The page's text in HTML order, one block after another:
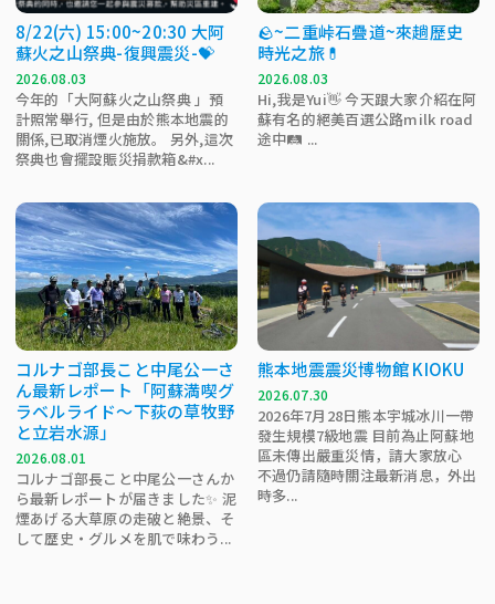
8/22(六) 15:00~20:30 大阿
蘇火之山祭典-復興震災-💝
2026.08.03
今年的「大阿蘇火之山祭典 」預
計照常舉行, 但是由於熊本地震的
關係,已取消煙火施放。 另外,這次
祭典也會擺設賑災捐款箱&#x...
🪨~二重峠石疊道~來趟歷史
時光之旅💊
2026.08.03
Hi,我是Yui👋 今天跟大家介紹在阿
蘇有名的絕美百選公路milk road
途中🛤️ ...
コルナゴ部長こと中尾公一さ
ん最新レポート「阿蘇満喫グ
ラベルライド～下荻の草牧野
と立岩水源」
2026.08.01
コルナゴ部長こと中尾公一さんか
ら最新レポートが届きました✨ 泥
煙あげる大草原の走破と絶景、そ
して歴史・グルメを肌で味わう...
熊本地震震災博物館 KIOKU
2026.07.30
2026年7月28日熊本宇城冰川一帶
發生規模7級地震 目前為止阿蘇地
區未傳出嚴重災情，請大家放心
不過仍請隨時關注最新消息，外出
時多...